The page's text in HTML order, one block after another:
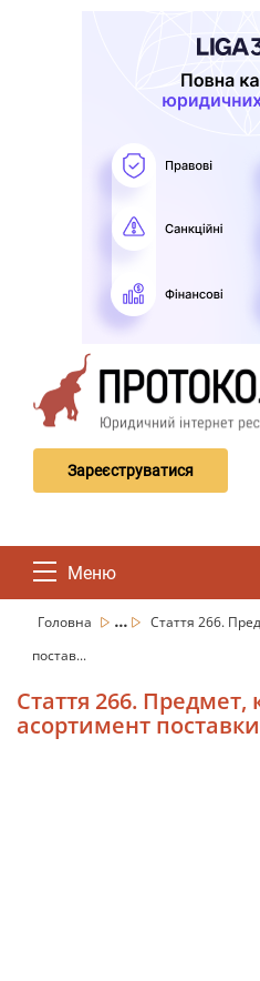
Зареєструватися
Меню
Головна ...
Стаття 266.
постав...
Стаття 266. Предмет,
асортимент поставки